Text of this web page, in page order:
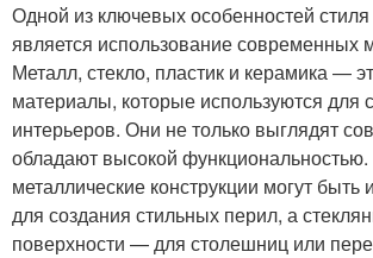
Одной из ключевых особенностей стиля
является использование современных
Металл, стекло, пластик и керамика —
материалы, которые используются для
интерьеров. Они не только выглядят
обладают высокой
металлические конструкции могут быть
для создания стильных перил, а
поверхности — для столешниц или